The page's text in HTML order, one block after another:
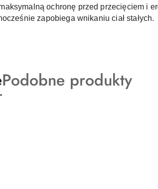
ochronę przed przecięciem i
zapobiega wnikaniu ciał stałych.
Produkty
o
Podobne produkty